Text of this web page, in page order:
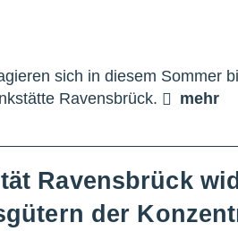
sich in diesem Sommer
Ravensbrück.
mehr
Ravensbrück
der